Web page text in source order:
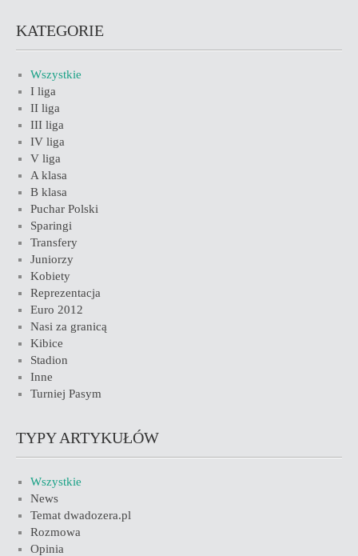
KATEGORIE
Wszystkie
I liga
II liga
III liga
IV liga
V liga
A klasa
B klasa
Puchar Polski
Sparingi
Transfery
Juniorzy
Kobiety
Reprezentacja
Euro 2012
Nasi za granicą
Kibice
Stadion
Inne
Turniej Pasym
TYPY ARTYKUŁÓW
Wszystkie
News
Temat dwadozera.pl
Rozmowa
Opinia